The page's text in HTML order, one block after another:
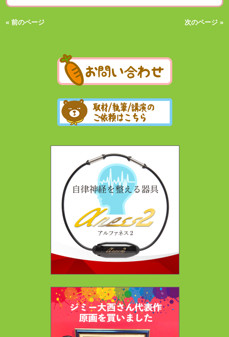
« 前のページ 次のページ »